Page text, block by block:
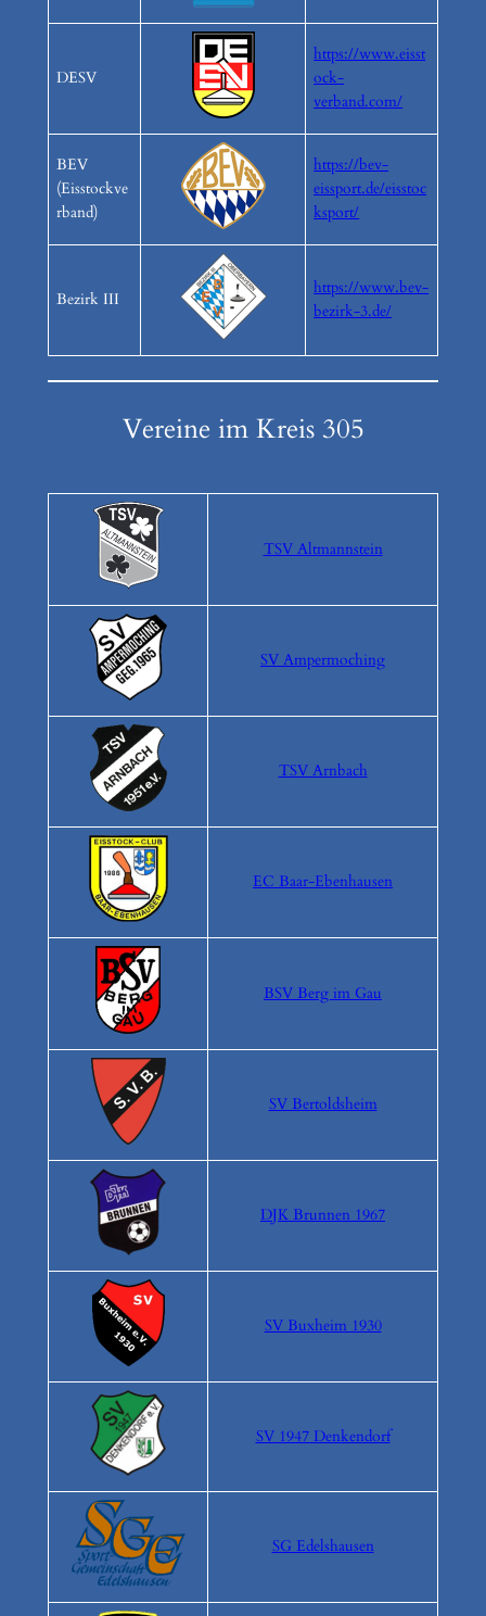
DESV
https://www.eisst
ock-
verband.com/
BEV
(Eisstockve
rband)
https://bev-
eissport.de/eisstoc
ksport/
Bezirk III
https://www.bev-
bezirk-3.de/
Vereine im Kreis 305
TSV Altmannstein
SV Ampermoching
TSV Arnbach
EC Baar-Ebenhausen
BSV Berg im Gau
SV Bertoldsheim
DJK Brunnen 1967
SV Buxheim 1930
SV 1947 Denkendorf
SG Edelshausen